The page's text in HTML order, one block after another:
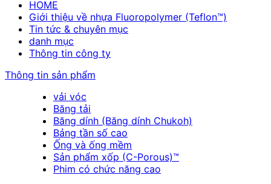
HOME
Giới thiệu về nhựa Fluoropolymer (Teflon™)
Tin tức & chuyên mục
danh mục
Thông tin công ty
Thông tin sản phẩm
vải vóc
Băng tải
Băng dính (Băng dính Chukoh)
Bảng tần số cao
Ống và ống mềm
Sản phẩm xốp (C-Porous)™
Phim có chức năng cao